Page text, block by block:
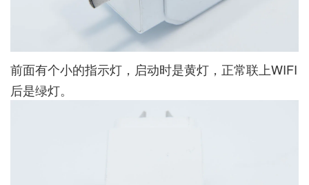
前面有个小的指示灯，启动时是黄灯，正常联上WIFI
后是绿灯。